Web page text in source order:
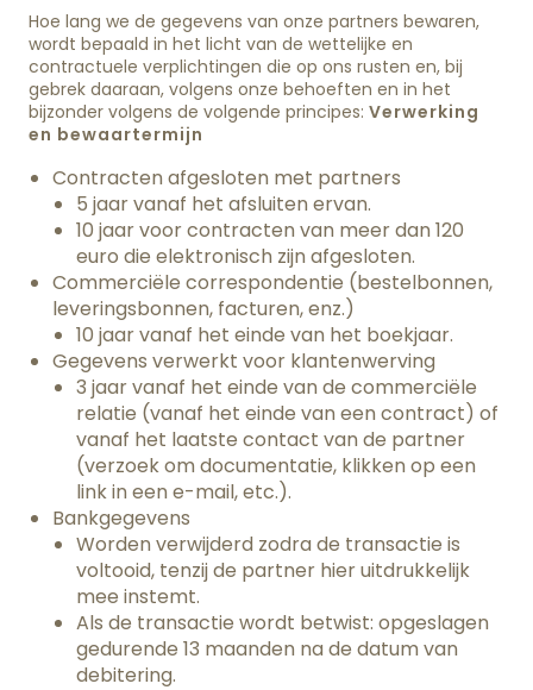
Hoe lang we de gegevens van onze partners bewaren,
wordt bepaald in het licht van de wettelijke en
contractuele verplichtingen die op ons rusten en, bij
gebrek daaraan, volgens onze behoeften en in het
bijzonder volgens de volgende principes: Verwerking
en bewaartermijn
Contracten afgesloten met partners
5 jaar vanaf het afsluiten ervan.
10 jaar voor contracten van meer dan 120
euro die elektronisch zijn afgesloten.
Commerciële correspondentie (bestelbonnen,
leveringsbonnen, facturen, enz.)
10 jaar vanaf het einde van het boekjaar.
Gegevens verwerkt voor klantenwerving
3 jaar vanaf het einde van de commerciële
relatie (vanaf het einde van een contract) of
vanaf het laatste contact van de partner
(verzoek om documentatie, klikken op een
link in een e-mail, etc.).
Bankgegevens
Worden verwijderd zodra de transactie is
voltooid, tenzij de partner hier uitdrukkelijk
mee instemt.
Als de transactie wordt betwist: opgeslagen
gedurende 13 maanden na de datum van
debitering.